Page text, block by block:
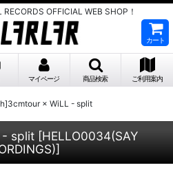
OFFICIAL WEB SHOP！
カート
マイページ 商品検索 ご利用案内
× WiLL - split
- split [HELLO0034(SAY
]